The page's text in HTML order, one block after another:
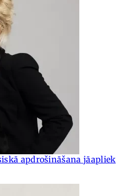
apdrošināšana jāapliek